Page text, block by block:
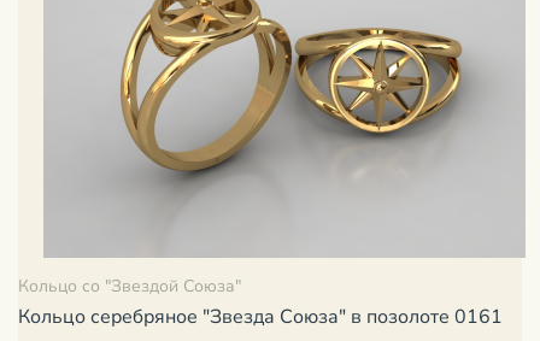
Кольцо со "Звездой Союза"
Кольцо серебряное "Звезда Союза" в позолоте 0161